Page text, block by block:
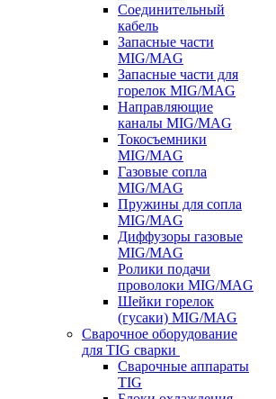
Соединительный
кабель
Запасные части
MIG/MAG
Запасные части для
горелок MIG/MAG
Направляющие
каналы MIG/MAG
Токосъемники
MIG/MAG
Газовые сопла
MIG/MAG
Пружины для сопла
MIG/MAG
Диффузоры газовые
MIG/MAG
Ролики подачи
проволоки MIG/MAG
Шейки горелок
(гусаки) MIG/MAG
Сварочное оборудование
для TIG сварки
Сварочные аппараты
TIG